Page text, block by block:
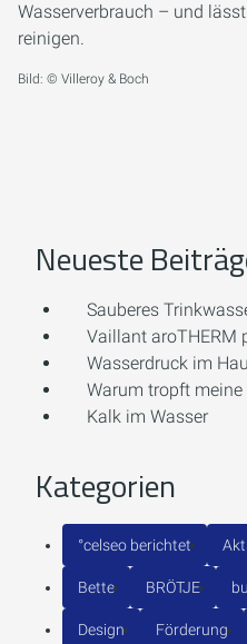
Wasserverbrauch – und
reinigen.
Bild: © Villeroy & Boch
Neueste
Sauberes
Vaillant aroTHERM
Wasserdruck im
Warum tropft
Kalk im Wasser
Kategorien
°celseo berichtet
Bette BRÖTJE
Design Förderung